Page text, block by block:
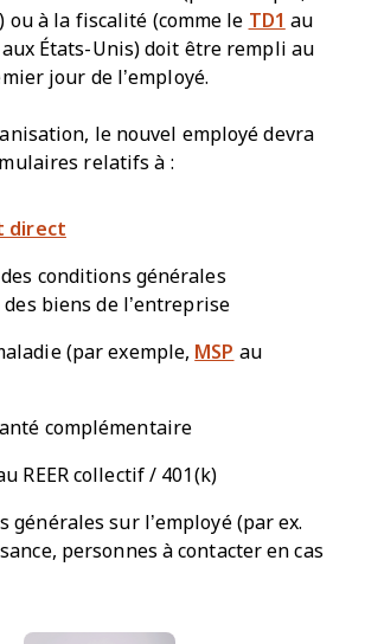
à la fiscalité (comme le TD1 au
États-Unis) doit être rempli au
jour de l’employé.
le nouvel employé devra
relatifs à :
direct
conditions générales
biens de l’entreprise
(par exemple, MSP au
complémentaire
REER collectif / 401(k)
générales sur l’employé (par ex.
personnes à contacter en cas